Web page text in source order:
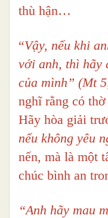
thù hận…
“Vậy, nếu khi
với anh, thì hãy
của mình” (Mt
nghĩ rằng có
Hãy hòa giải
nếu không yêu
nến, mà là một
chúc bình an
“Anh hãy mau